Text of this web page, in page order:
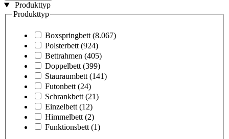
Produkttyp
Produkttyp
Boxspringbett (8.067)
Polsterbett (924)
Bettrahmen (405)
Doppelbett (399)
Stauraumbett (141)
Futonbett (24)
Schrankbett (21)
Einzelbett (12)
Himmelbett (2)
Funktionsbett (1)